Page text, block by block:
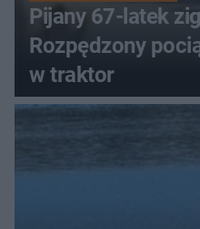
Pijany 67-latek
Rozpędzony
w traktor